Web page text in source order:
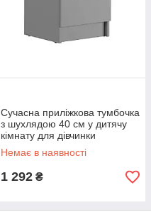
Сучасна приліжкова тумбочка
з шухлядою 40 см у дитячу
кімнату для дівчинки
хлопчика Лілу Мебель Стар
Немає в наявності
1 292 ₴